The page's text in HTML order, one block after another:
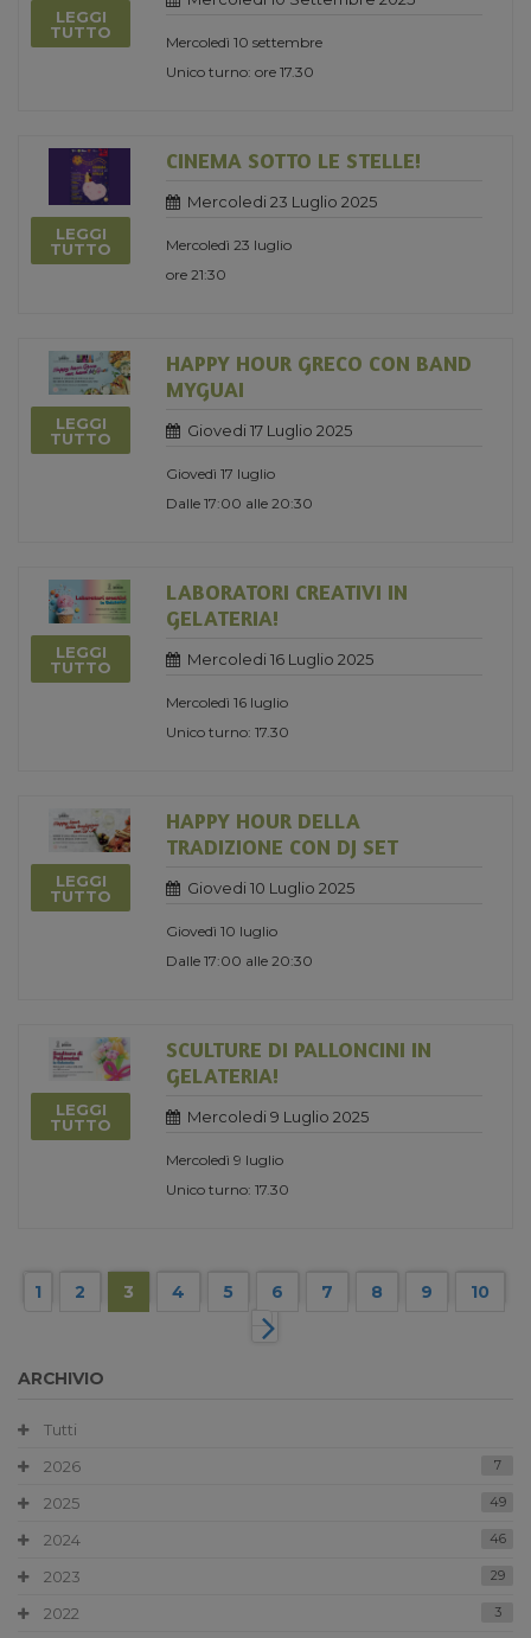
LEGGI
TUTTO
Mercoledì 10 settembre
Unico turno: ore 17.30
LEGGI
TUTTO
CINEMA SOTTO LE STELLE!
Mercoledi 23 Luglio 2025
Mercoledì 23 luglio
ore 21:30
LEGGI
TUTTO
HAPPY HOUR GRECO CON BAND
MYGUAI
Giovedi 17 Luglio 2025
Giovedì 17 luglio
Dalle 17:00 alle 20:30
LEGGI
TUTTO
LABORATORI CREATIVI IN
GELATERIA!
Mercoledi 16 Luglio 2025
Mercoledì 16 luglio
Unico turno: 17.30
LEGGI
TUTTO
HAPPY HOUR DELLA
TRADIZIONE CON DJ SET
Giovedi 10 Luglio 2025
Giovedì 10 luglio
Dalle 17:00 alle 20:30
LEGGI
TUTTO
SCULTURE DI PALLONCINI IN
GELATERIA!
Mercoledi 9 Luglio 2025
Mercoledì 9 luglio
Unico turno: 17.30
1 2 3 4 5 6 7 8 9 10
ARCHIVIO
Tutti
2026
7
2025 49
2024 46
2023 29
2022 3